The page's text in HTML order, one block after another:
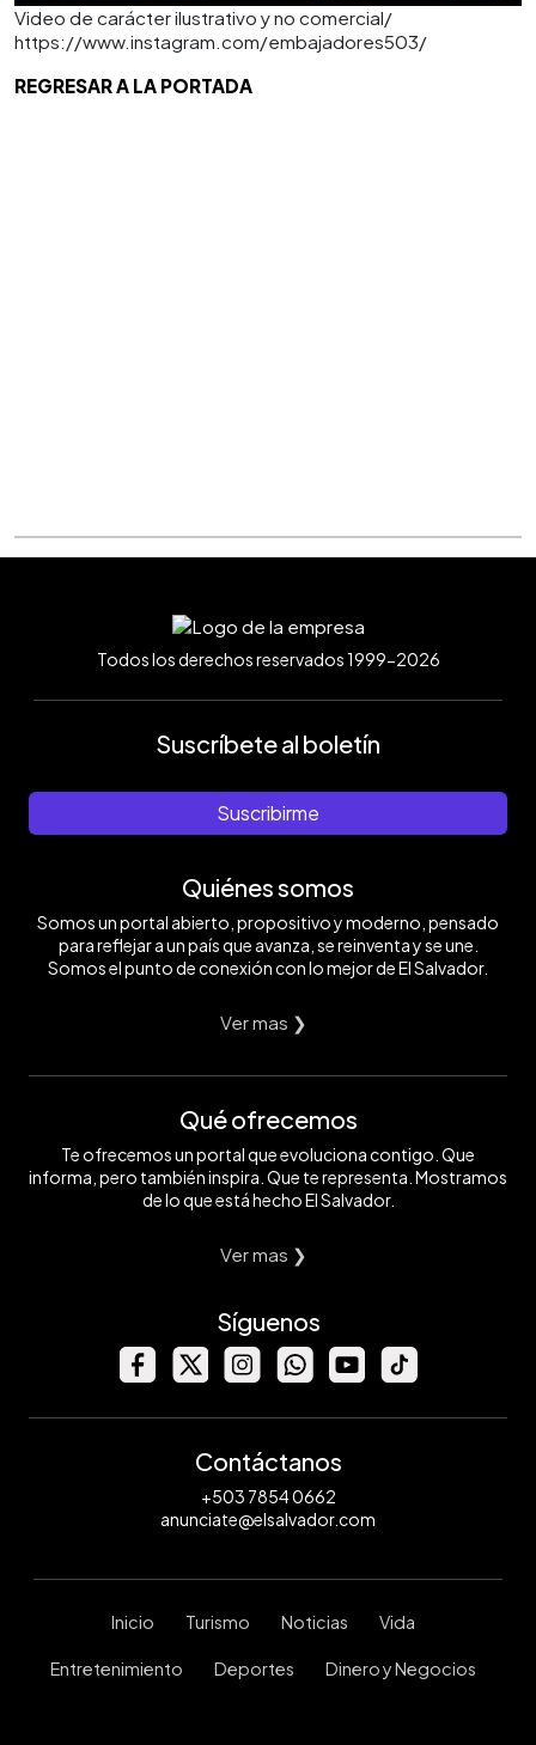
Video de carácter ilustrativo y no comercial/
https://www.instagram.com/embajadores503/
REGRESAR A LA PORTADA
Todos los derechos reservados 1999-2026
Suscríbete al boletín
Suscribirme
Quiénes somos
Somos un portal abierto, propositivo y moderno, pensado
para reflejar a un país que avanza, se reinventa y se une.
Somos el punto de conexión con lo mejor de El Salvador.
Ver mas ❯
Qué ofrecemos
Te ofrecemos un portal que evoluciona contigo. Que
informa, pero también inspira. Que te representa. Mostramos
de lo que está hecho El Salvador.
Ver mas ❯
Síguenos
Contáctanos
+503 7854 0662
anunciate@elsalvador.com
Inicio Turismo Noticias Vida
Entretenimiento Deportes Dinero y Negocios